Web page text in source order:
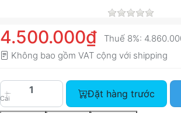
4.500.000₫ Thuế 8%:
Không bao gồm VAT cộng với shipping
Cái Đặt hàng trước